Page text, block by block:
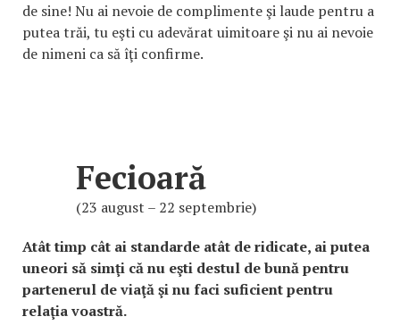
de sine! Nu ai nevoie de complimente şi laude pentru a
putea trăi, tu eşti cu adevărat uimitoare şi nu ai nevoie
de nimeni ca să îţi confirme.
Fecioară
(23 august – 22 septembrie)
Atât timp cât ai standarde atât de ridicate, ai putea
uneori să simţi că nu eşti destul de bună pentru
partenerul de viaţă şi nu faci suficient pentru
relaţia voastră.